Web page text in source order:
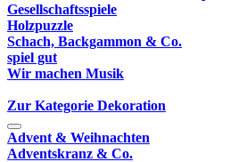
Gesellschaftsspiele
Holzpuzzle
Schach, Backgammon & Co.
spiel gut
Wir machen Musik
Zur Kategorie Dekoration
Advent & Weihnachten
Adventskranz & Co.